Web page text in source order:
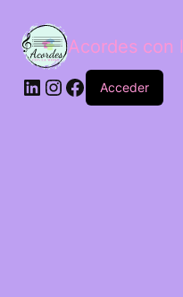
Acordes con
Acceder